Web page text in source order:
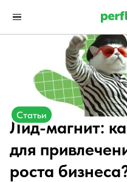
Статьи
Лид-магнит:
для
роста